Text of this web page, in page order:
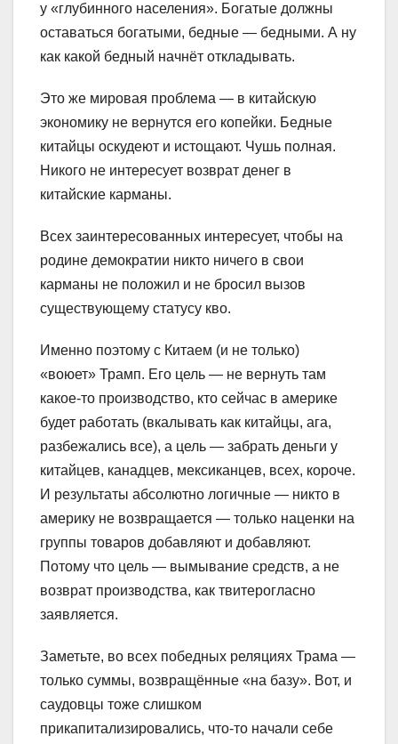
у «глубинного населения». Богатые должны
оставаться богатыми, бедные — бедными. А ну
как какой бедный начнёт откладывать.
Это же мировая проблема — в китайскую
экономику не вернутся его копейки. Бедные
китайцы оскудеют и истощают. Чушь полная.
Никого не интересует возврат денег в
китайские карманы.
Всех заинтересованных интересует, чтобы на
родине демократии никто ничего в свои
карманы не положил и не бросил вызов
существующему статусу кво.
Именно поэтому с Китаем (и не только)
«воюет» Трамп. Его цель — не вернуть там
какое-то производство, кто сейчас в америке
будет работать (вкалывать как китайцы, ага,
разбежались все), а цель — забрать деньги у
китайцев, канадцев, мексиканцев, всех, короче.
И результаты абсолютно логичные — никто в
америку не возвращается — только наценки на
группы товаров добавляют и добавляют.
Потому что цель — вымывание средств, а не
возврат производства, как твитерогласно
заявляется.
Заметьте, во всех победных реляциях Трама —
только суммы, возвращённые «на базу». Вот, и
саудовцы тоже слишком
прикапитализировались, что-то начали себе